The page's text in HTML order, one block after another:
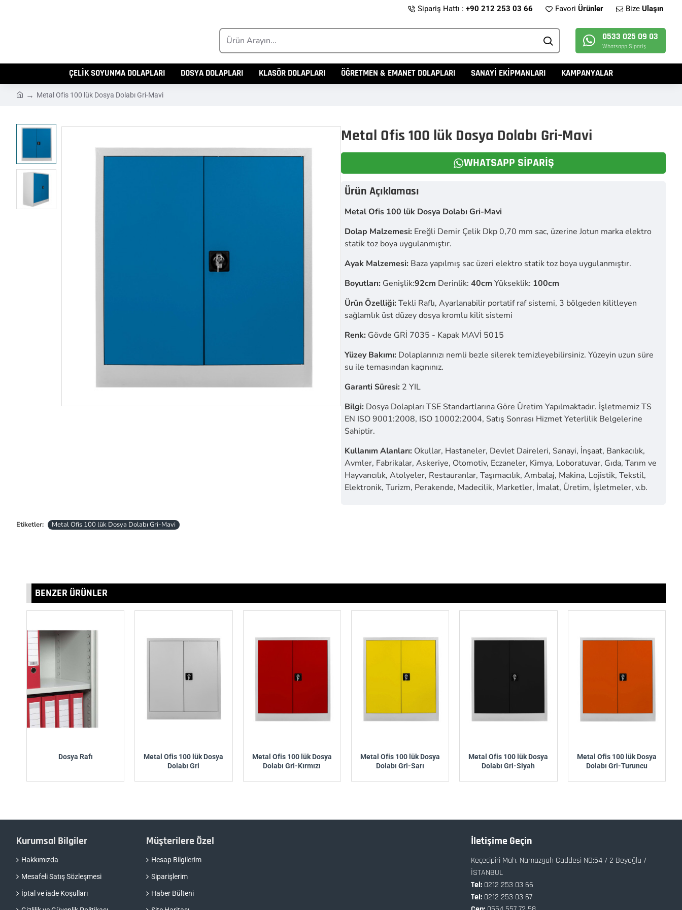
Sipariş Hattı : +90 212 253 03 66 Favori Ürünler Bize Ulaşın
Ürün
0533 025 09 03
Whatsapp Sipariş
ÇELİK SOYUNMA DOLAPLARI DOSYA DOLAPLARI KLASÖR DOLAPLARI ÖĞRETMEN & EMANET DOLAPLARI SANAYİ EKİPMANLARI KAMPANYALAR
e
Metal Ofis 100 lük Dosya Dolabı Gri-Mavi
Metal Ofis 100 lük Dosya Dolabı Gri-Mavi
WHATSAPP SIPARIŞ
Ürün Açıklaması
Metal Ofis 100 lük Dosya Dolabı Gri-Mavi
Dolap Malzemesi: Ereğli Demir Çelik Dkp 0,70 mm sac, üzerine Jotun marka elektro
statik toz boya uygulanmıştır.
Ayak Malzemesi: Baza yapılmış sac üzeri elektro statik toz boya uygulanmıştır.
Boyutları: Genişlik:92cm Derinlik: 40cm Yükseklik: 100cm
Ürün Özelliği: Tekli Raflı, Ayarlanabilir portatif raf sistemi, 3 bölgeden kilitleyen
sağlamlık üst düzey dosya kromlu kilit sistemi
Renk: Gövde GRİ 7035 - Kapak MAVİ 5015
Yüzey Bakımı: Dolaplarınızı nemli bezle silerek temizleyebilirsiniz. Yüzeyin uzun süre
su ile temasından kaçınınız.
Garanti Süresi: 2 YIL
Bilgi: Dosya Dolapları TSE Standartlarına Göre Üretim Yapılmaktadır. İşletmemiz TS
EN ISO 9001:2008, ISO 10002:2004, Satış Sonrası Hizmet Yeterlilik Belgelerine
Sahiptir.
Kullanım Alanları: Okullar, Hastaneler, Devlet Daireleri, Sanayi, İnşaat, Bankacılık,
Avmler, Fabrikalar, Askeriye, Otomotiv, Eczaneler, Kimya, Loboratuvar, Gıda, Tarım ve
Hayvancılık, Atolyeler, Restauranlar, Taşımacılık, Ambalaj, Makina, Lojistik, Tekstil,
Elektronik, Turizm, Perakende, Madecilik, Marketler, İmalat, Üretim, İşletmeler, v.b.
Etiketler: Metal Ofis 100 lük Dosya Dolabı Gri-Mavi
BENZER ÜRÜNLER
Dosya Rafı
Metal Ofis 100 lük Dosya
Dolabı Gri
Metal Ofis 100 lük Dosya
Dolabı Gri-Kırmızı
Metal Ofis 100 lük Dosya
Dolabı Gri-Sarı
Metal Ofis 100 lük Dosya
Dolabı Gri-Siyah
Metal Ofis 100 lük Dosya
Dolabı Gri-Turuncu
Kurumsal Bilgiler
Hakkımızda
Mesafeli Satış Sözleşmesi
İptal ve iade Koşulları
Müşterilere Özel
Hesap Bilgilerim
Siparişlerim
Haber Bülteni
İletişime Geçin
Keçecipiri Mah. Namazgah Caddesi NO:54 / 2 Beyoğlu /
İSTANBUL
Tel: 0212 253 03 66
Tel: 0212 253 03 67